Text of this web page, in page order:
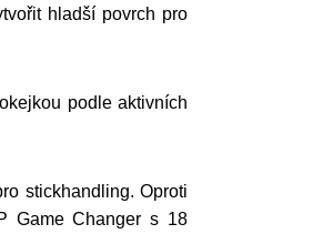
hladší povrch pro
podle aktivních
stickhandling. Oproti
Game Changer s 18